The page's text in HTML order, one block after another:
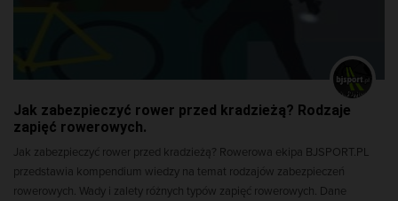
Jak zabezpieczyć rower przed kradzieżą? Rodzaje
zapięć rowerowych.
Jak zabezpieczyć rower przed kradzieżą? Rowerowa ekipa BJSPORT.PL
przedstawia kompendium wiedzy na temat rodzajów zabezpieczeń
rowerowych. Wady i zalety różnych typów zapięć rowerowych. Dane